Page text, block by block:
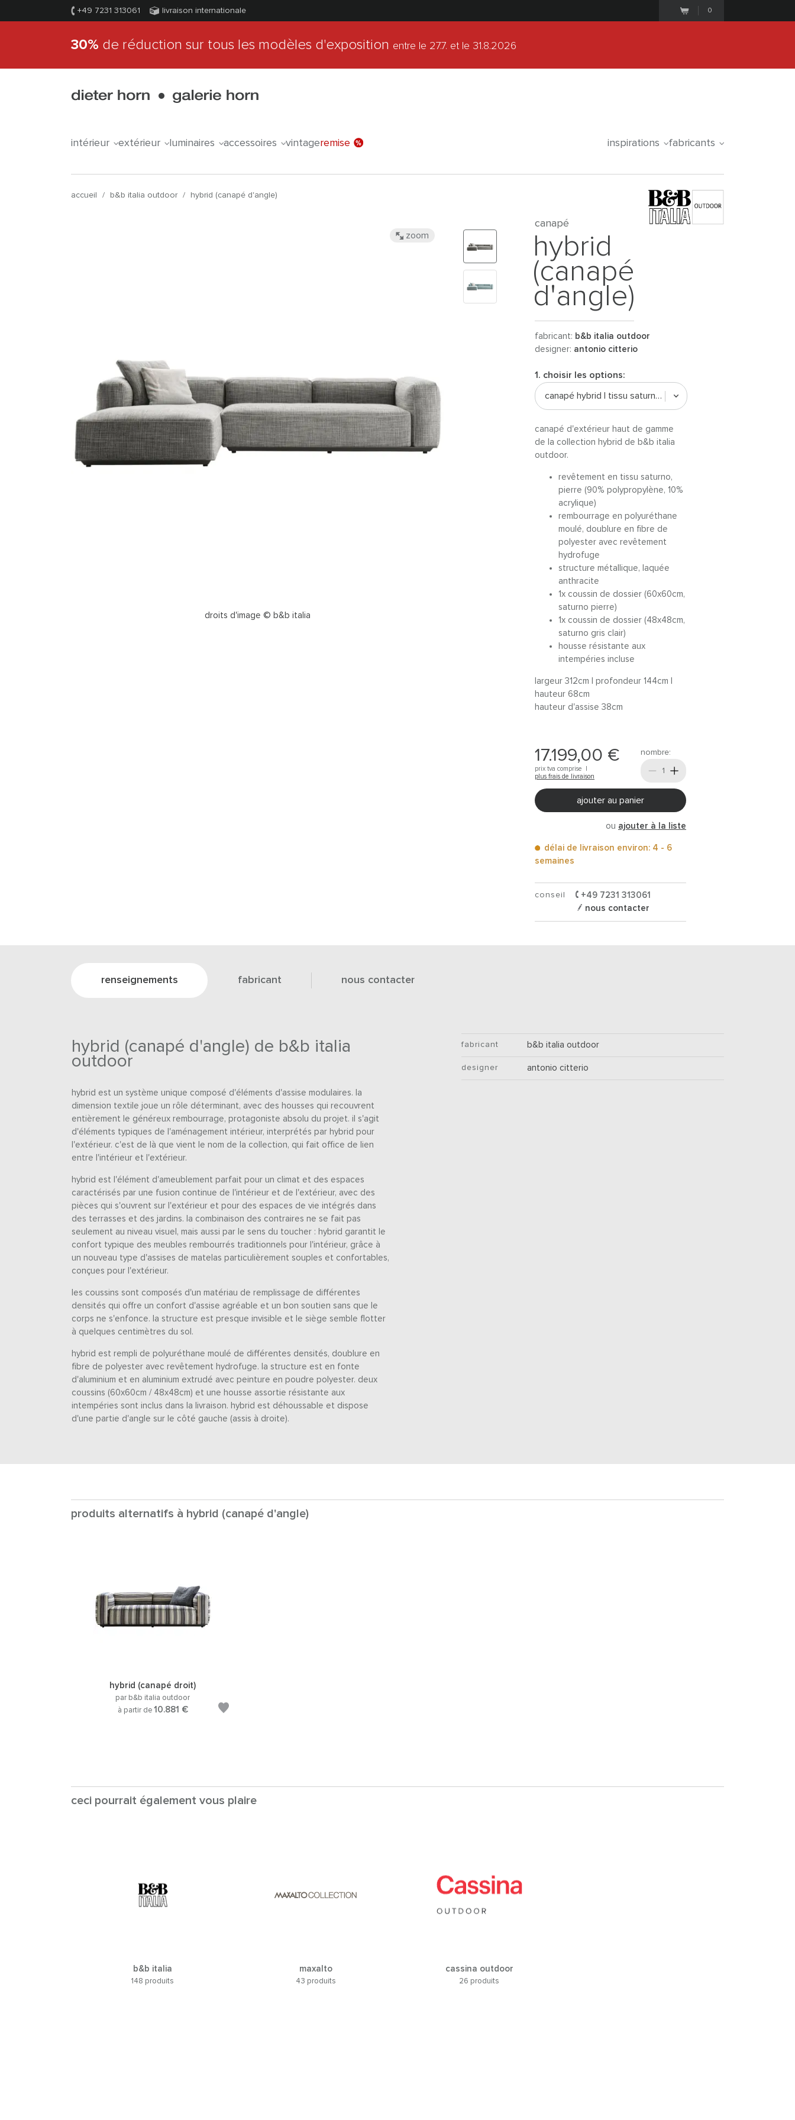
+49 7231 313061 livraison internationale 0
30% de réduction sur tous les modèles d'exposition entre le 27.7. et le 31.8.2026
intérieur extérieur luminaires accessoires vintageremise inspirations fabricants
accueil / b&b italia outdoor / hybrid (canapé d'angle)
droits d'image © b&b italia
zoom
canapé
hybrid
(canapé
d'angle)
fabricant: b&b italia outdoor
designer: antonio citterio
1. choisir les options:
canapé hybrid | tissu saturno, pierre
canapé d'extérieur haut de gamme
de la collection hybrid de b&b italia
outdoor.
revêtement en tissu saturno,
pierre (90% polypropylène, 10%
acrylique)
rembourrage en polyuréthane
moulé, doublure en fibre de
polyester avec revêtement
hydrofuge
structure métallique, laquée
anthracite
1x coussin de dossier (60x60cm,
saturno pierre)
1x coussin de dossier (48x48cm,
saturno gris clair)
housse résistante aux
intempéries incluse
largeur 312cm | profondeur 144cm |
hauteur 68cm
hauteur d'assise 38cm
17.199,00 €
prix tva comprise |
plus frais de livraison
nombre:
ajouter au panier
ou ajouter à la liste
délai de livraison environ: 4 - 6
semaines
conseil
+49 7231 313061
nous contacter
renseignements fabricant nous contacter
hybrid (canapé d'angle) de b&b italia
outdoor
hybrid est un système unique composé d'éléments d'assise modulaires. la
dimension textile joue un rôle déterminant, avec des housses qui recouvrent
entièrement le généreux rembourrage, protagoniste absolu du projet. il s'agit
d'éléments typiques de l'aménagement intérieur, interprétés par hybrid pour
l'extérieur. c'est de là que vient le nom de la collection, qui fait office de lien
entre l'intérieur et l'extérieur.
hybrid est l'élément d'ameublement parfait pour un climat et des espaces
caractérisés par une fusion continue de l'intérieur et de l'extérieur, avec des
pièces qui s'ouvrent sur l'extérieur et pour des espaces de vie intégrés dans
des terrasses et des jardins. la combinaison des contraires ne se fait pas
seulement au niveau visuel, mais aussi par le sens du toucher : hybrid garantit le
confort typique des meubles rembourrés traditionnels pour l'intérieur, grâce à
un nouveau type d'assises de matelas particulièrement souples et confortables,
conçues pour l'extérieur.
les coussins sont composés d'un matériau de remplissage de différentes
densités qui offre un confort d'assise agréable et un bon soutien sans que le
corps ne s'enfonce. la structure est presque invisible et le siège semble flotter
à quelques centimètres du sol.
hybrid est rempli de polyuréthane moulé de différentes densités, doublure en
fibre de polyester avec revêtement hydrofuge. la structure est en fonte
d'aluminium et en aluminium extrudé avec peinture en poudre polyester. deux
coussins (60x60cm / 48x48cm) et une housse assortie résistante aux
intempéries sont inclus dans la livraison. hybrid est déhoussable et dispose
d'une partie d'angle sur le côté gauche (assis à droite).
fabricant b&b italia outdoor
designer antonio citterio
produits alternatifs à hybrid (canapé d'angle)
hybrid (canapé droit)
par b&b italia outdoor
à partir de 10.881 €
ceci pourrait également vous plaire
b&b italia
148 produits
maxalto
43 produits
cassina outdoor
26 produits